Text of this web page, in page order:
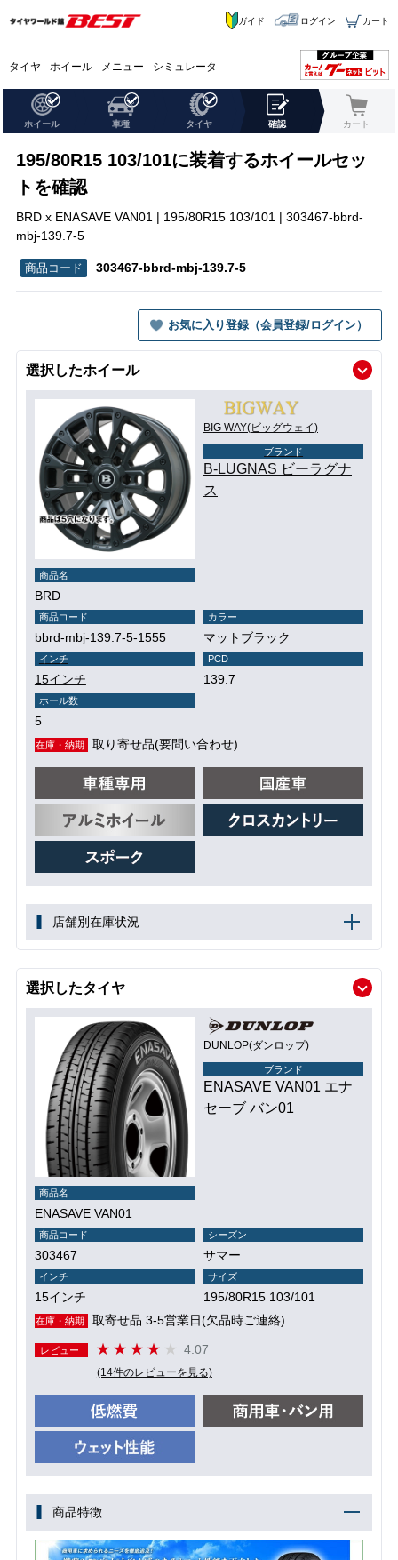
タイヤ ホイール メニュー シミュレータ
ガイド ログイン カート
ホイール 車種 タイヤ 確認 カート
195/80R15 103/101に装着するホイールセッ
トを確認
BRD x ENASAVE VAN01 | 195/80R15 103/101 | 303467-bbrd-
mbj-139.7-5
303467-bbrd-mbj-139.7-5
お気に入り登録（会員登録/ログイン）
選択したホイール
BIG WAY(ビッグウェイ)
ブランド
B-LUGNAS ビーラグナ
ス
商品名
BRD
商品コード
bbrd-mbj-139.7-5-1555
カラー
マットブラック
インチ
15インチ
PCD
139.7
ホール数
5
在庫・納期 取り寄せ品(要問い合わせ)
店舗別在庫状況
選択したタイヤ
DUNLOP(ダンロップ)
ブランド
ENASAVE VAN01 エナ
セーブ バン01
商品名
ENASAVE VAN01
商品コード
303467
シーズン
サマー
インチ
15インチ
サイズ
195/80R15 103/101
在庫・納期 取寄せ品 3-5営業日(欠品時ご連絡)
レビュー 4.07
(14件のレビューを見る)
商品特徴